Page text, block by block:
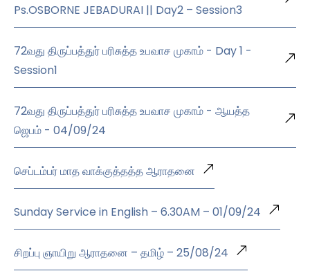
Ps.OSBORNE JEBADURAI || Day2 – Session3
72வது திருப்பத்துர் பரிசுத்த உபவாச முகாம் - Day 1 -
Session1
72வது திருப்பத்துர் பரிசுத்த உபவாச முகாம் - ஆயத்த
ஜெபம் - 04/09/24
செப்டம்பர் மாத வாக்குத்தத்த ஆராதனை
Sunday Service in English – 6.30AM – 01/09/24
சிறப்பு ஞாயிறு ஆராதனை – தமிழ் – 25/08/24